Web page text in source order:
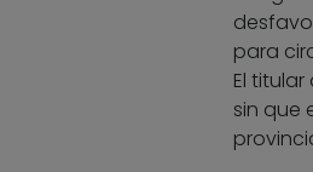
para
El
sin que